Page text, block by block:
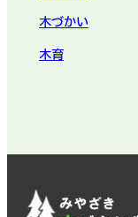
木づかい
木育